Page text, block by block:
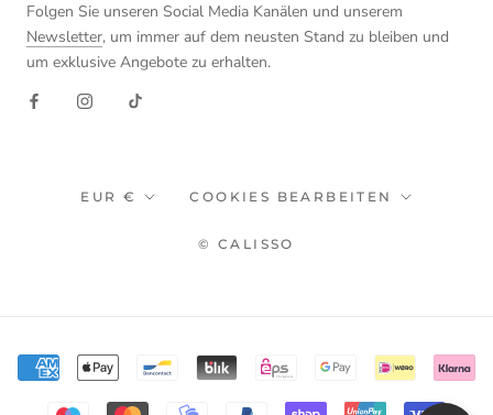
Folgen Sie unseren Social Media Kanälen und unserem
Newsletter, um immer auf dem neusten Stand zu bleiben und
um exklusive Angebote zu erhalten.
Währung
EUR € COOKIES BEARBEITEN
© CALISSO